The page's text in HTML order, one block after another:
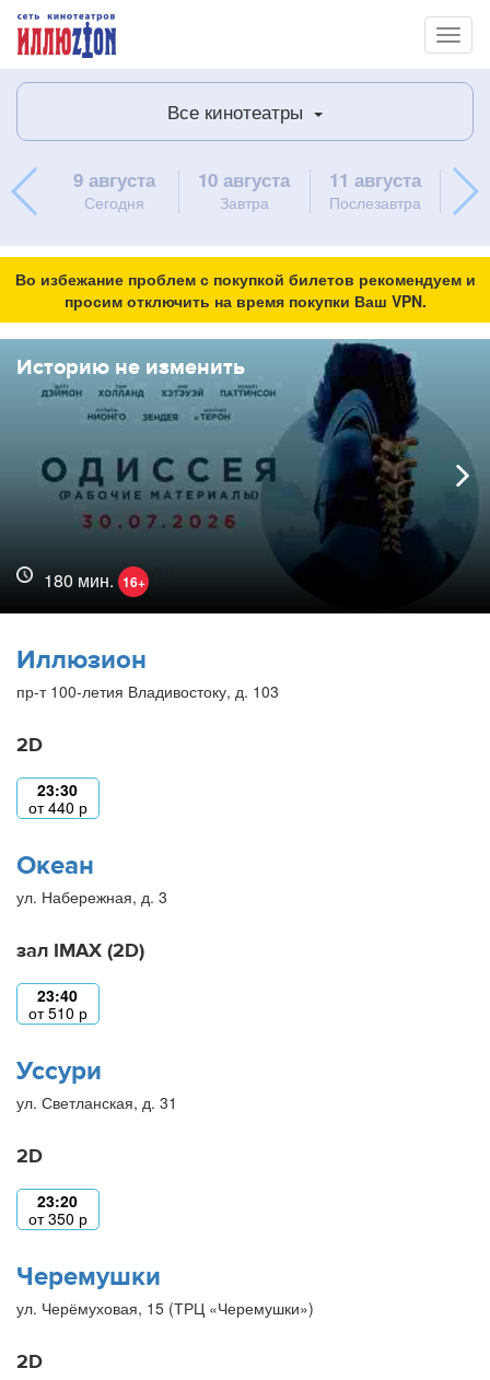
Все кинотеатры
9 августа
Сегодня
10 августа
Завтра
11 августа
Послезавтра
12
Во избежание проблем с покупкой билетов рекомендуем и
просим отключить на время покупки Ваш VPN.
Историю не изменить
180 мин. 16+
Иллюзион
пр-т 100-летия Владивостоку, д. 103
2D
23:30
от440 р
Океан
ул. Набережная, д. 3
зал IMAX (2D)
23:40
от510 р
Уссури
ул. Светланская, д. 31
2D
23:20
от350 р
Черемушки
ул. Черёмуховая, 15 (ТРЦ «Черемушки»)
2D